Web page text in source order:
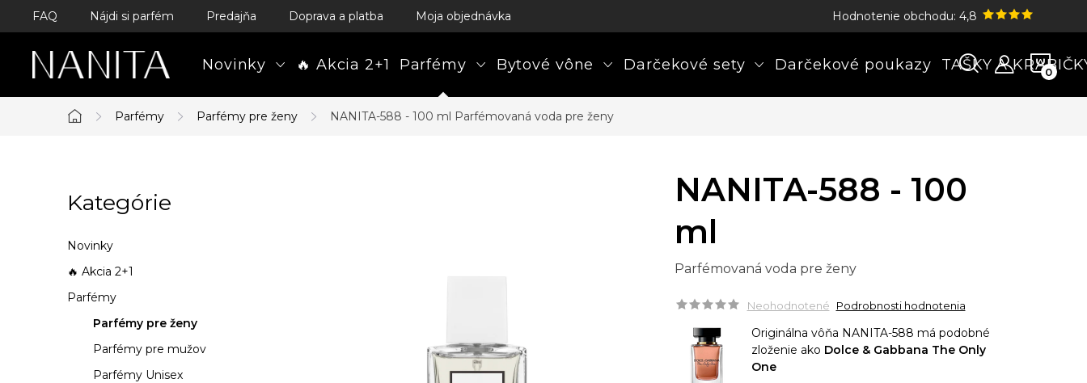
Prejsť
obsah
FAQ Nájdi si parfém Predajňa Doprava a platba Moja objednávka Hodnotenie obchodu: 4,8
Novinky 🔥 Akcia 2+1 Parfémy Bytové vône Darčekové sety Darčekové poukazy TAŠKY A
Domov
Parfémy Parfémy pre ženy NANITA-588 - 100 ml Parfémovaná voda pre ženy
o
č
n
ý
Preskočiť
kategórie
Kategórie
Novinky
🔥 Akcia 2+1
Parfémy
Parfémy pre ženy
Parfémy pre mužov
Parfémy Unisex
NANITA-588 - 100
ml
Parfémovaná voda pre ženy
Neohodnotené Podrobnosti hodnotenia
Originálna vôňa NANITA-588 má podobné
zloženie ako Dolce & Gabbana The Only
One